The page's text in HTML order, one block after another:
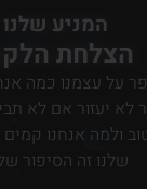
המניע שלנו
הצלחת
על עצמנו כמה
לא יעזור אם לא
ולמה אנחנו
שלנו זה הסיפור